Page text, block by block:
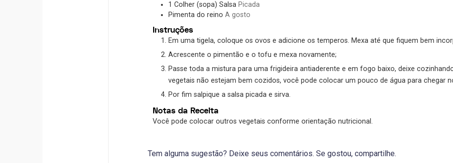
1 Colher (sopa) Salsa Picada
Pimenta do reino A gosto
Instruções
Em uma tigela, coloque os ovos e adicione os temperos. Mexa até que fiquem bem
Acrescente o pimentão e o tofu e mexa novamente;
Passe toda a mistura para uma frigideira antiaderente e em fogo baixo, deixe cozinhando por cerca de 5 minutos. Caso os
vegetais não estejam bem cozidos, você pode colocar um pouco de água para chegar
Por fim salpique a salsa picada e sirva.
Notas da Receita
Você pode colocar outros vegetais conforme orientação nutricional.
Tem alguma sugestão? Deixe seus comentários. Se gostou, compartilhe.